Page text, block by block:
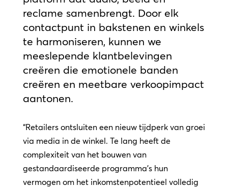
reclame samenbrengt. Door elk
contactpunt in bakstenen en winkels
te harmoniseren, kunnen we
meeslepende klantbelevingen
creëren die emotionele banden
creëren en meetbare verkoopimpact
aantonen.
“Retailers ontsluiten een nieuw tijdperk van groei
via media in de winkel. Te lang heeft de
complexiteit van het bouwen van
gestandaardiseerde programma’s hun
vermogen om het inkomstenpotentieel volledig